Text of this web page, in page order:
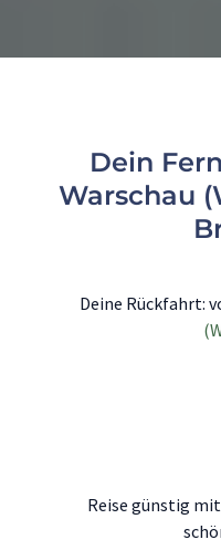
Dein
Warschau
Deine Rückfahrt:
Reise günstig